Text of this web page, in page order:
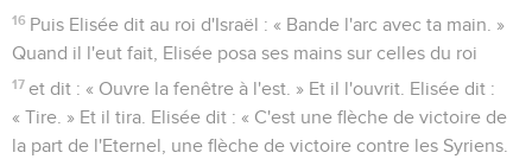
16 Puis Elisée dit au roi d'Israël : « Bande l'arc avec ta main. »
Quand il l'eut fait, Elisée posa ses mains sur celles du roi
17 et dit : « Ouvre la fenêtre à l'est. » Et il l'ouvrit. Elisée dit :
« Tire. » Et il tira. Elisée dit : « C'est une flèche de victoire de
la part de l'Eternel, une flèche de victoire contre les Syriens.